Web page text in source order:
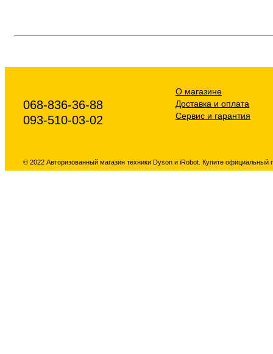
068-836-36-88
093-510-03-02
О магазине
Доставка и оплата
Сервис и гарантия
© 2022 Авторизованный магазин техники Dyson и iRobot. Купите